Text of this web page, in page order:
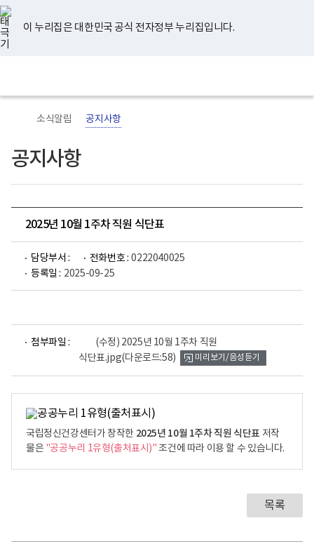
너
비
767px
이
하
이 누리집은 대한민국 공식 전자정부 누리집입니다.
지
검
메
홈
소식알림 공지사항
공지사항
2025년 10월 1주차 직원 식단표
담당부서 : 전화번호 : 0222040025
등록일 : 2025-09-25
첨부파일 :
(수정) 2025년 10월 1주차 직원
식단표.jpg(다운로드:58)
어
미리보기/음성듣기
국립정신건강센터가 창작한 2025년 10월 1주차 직원 식단표저작
물은 "공공누리 1유형(출처표시)"조건에 따라 이용 할 수 있습니다.
목록
유
튜
브
페
이
스
북
인
스
타
그
램
블
로
그